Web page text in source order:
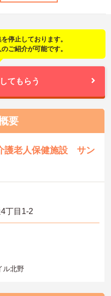
停止しております。
ご紹介が可能です。
てもらう
要
護老人保健施設 サン
丁目1-2
ル北野